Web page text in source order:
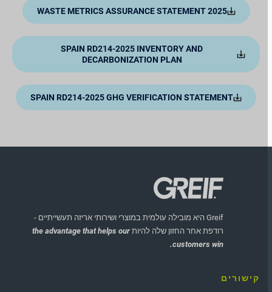
2025 WASTE METRICS ASSURANCE STATEMENT
SPAIN RD214-2025 INVENTORY AND
DECARBONIZATION PLAN
SPAIN RD214-2025 GHG VERIFICATION STATEMENT
Greif היא מובילה עולמית במוצרי ושירותי אריזה תעשייתיים -
רודפת אחר החזון שלה להיותthe advantage that helps our
customers win.
קישורים